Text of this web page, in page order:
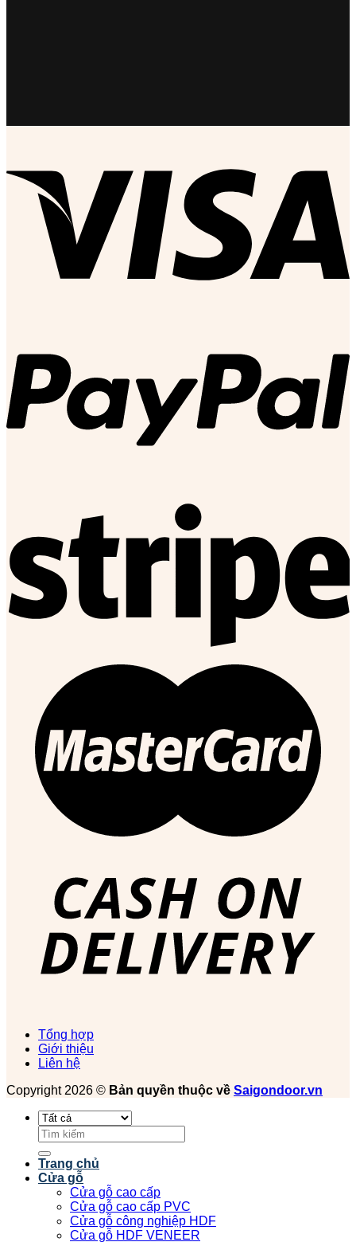
Tổng hợp
Giới thiệu
Liên hệ
Copyright 2026 © Bản quyền thuộc về Saigondoor.vn
Tìm
kiếm:
Trang chủ
Cửa gỗ
Cửa gỗ cao cấp
Cửa gỗ cao cấp PVC
Cửa gỗ công nghiệp HDF
Cửa gỗ HDF VENEER